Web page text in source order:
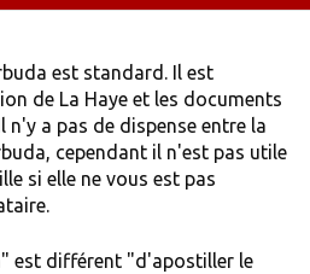
est standard. Il est
de La Haye et les documents
n'y a pas de dispense entre la
cependant il n'est pas utile
si elle ne vous est pas
est différent "d'apostiller le